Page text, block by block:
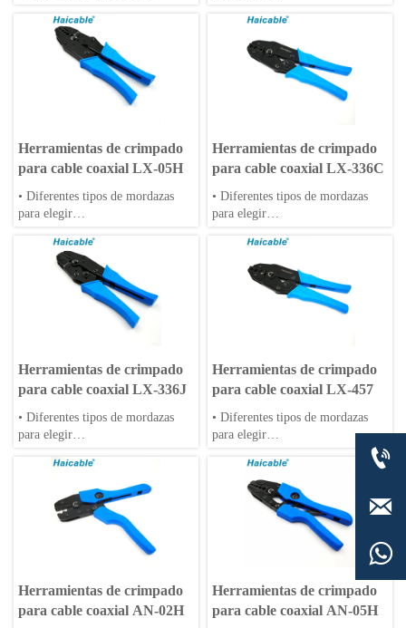
• Mangos de PP o TPR
Herramientas de crimpado
para cable coaxial LX-05H
• Diferentes tipos de mordazas
para elegir
• Mangos de PP o TPR
Herramientas de crimpado
para cable coaxial LX-336C
• Diferentes tipos de mordazas
para elegir
• Mangos de PP o TPR
Herramientas de crimpado
para cable coaxial LX-336J
• Diferentes tipos de mordazas
para elegir
• Mangos de PP o TPR
Herramientas de crimpado
para cable coaxial LX-457
• Diferentes tipos de mordazas
para elegir
• Mangos de PP o TPR
Herramientas de crimpado
para cable coaxial AN-02H
Herramientas de crimpado
para cable coaxial AN-05H


